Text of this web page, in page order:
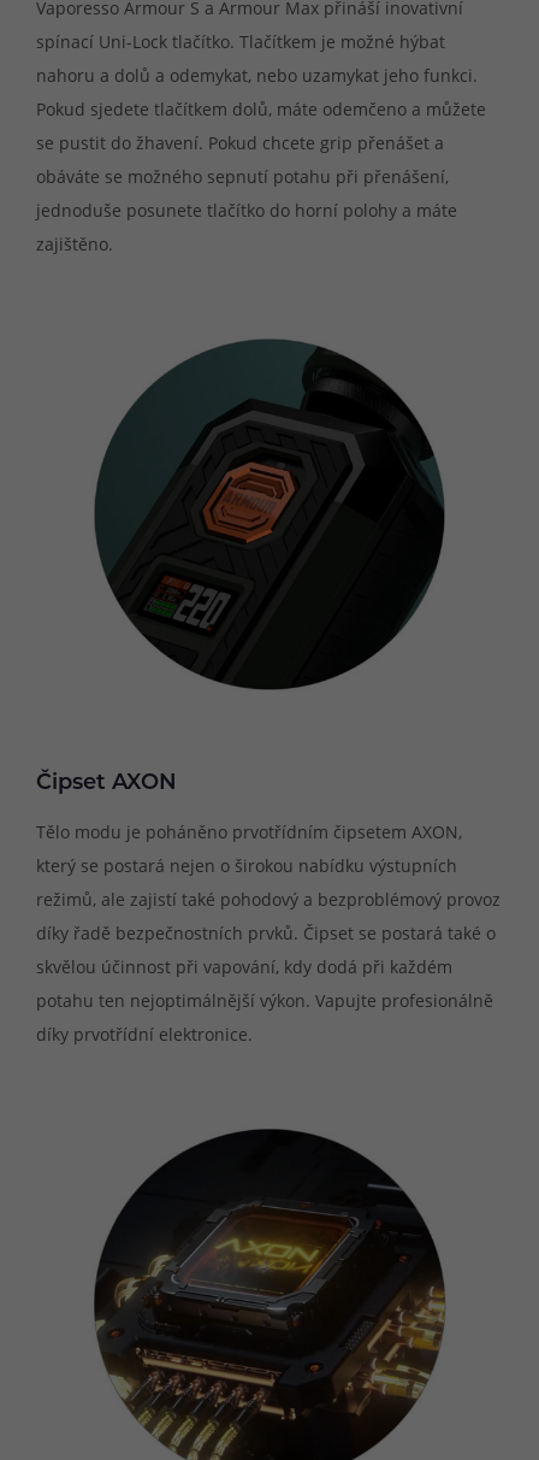
Vaporesso Armour S a Armour Max přináší inovativní
spínací Uni-Lock tlačítko. Tlačítkem je možné hýbat
nahoru a dolů a odemykat, nebo uzamykat jeho funkci.
Pokud sjedete tlačítkem dolů, máte odemčeno a můžete
se pustit do žhavení. Pokud chcete grip přenášet a
obáváte se možného sepnutí potahu při přenášení,
jednoduše posunete tlačítko do horní polohy a máte
zajištěno.
Čipset AXON
Tělo modu je poháněno prvotřídním čipsetem AXON,
který se postará nejen o širokou nabídku výstupních
režimů, ale zajistí také pohodový a bezproblémový provoz
díky řadě bezpečnostních prvků. Čipset se postará také o
skvělou účinnost při vapování, kdy dodá při každém
potahu ten nejoptimálnější výkon. Vapujte profesionálně
díky prvotřídní elektronice.